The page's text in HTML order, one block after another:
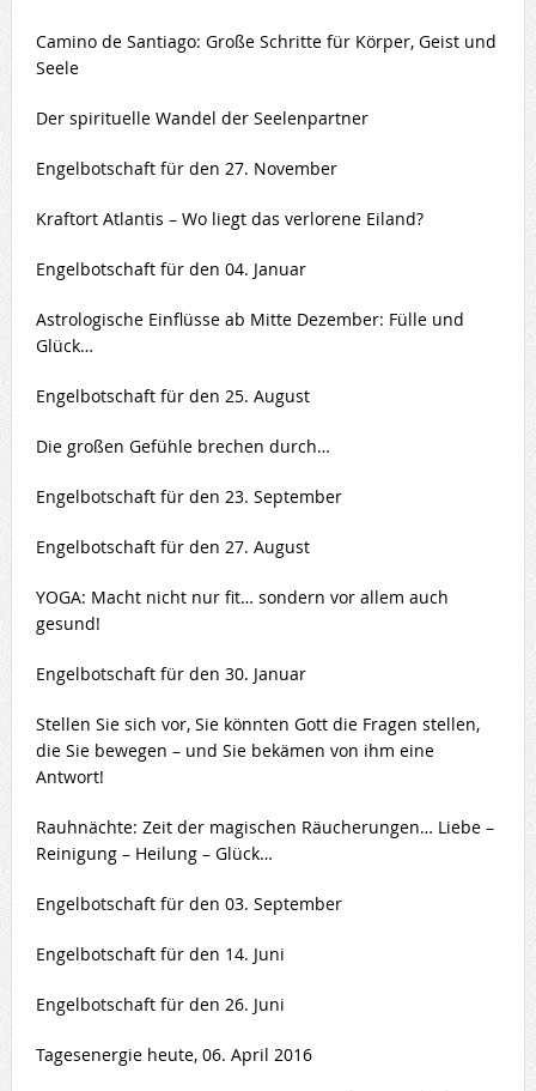
Camino de Santiago: Große Schritte für Körper, Geist und
Seele
Der spirituelle Wandel der Seelenpartner
Engelbotschaft für den 27. November
Kraftort Atlantis – Wo liegt das verlorene Eiland?
Engelbotschaft für den 04. Januar
Astrologische Einflüsse ab Mitte Dezember: Fülle und
Glück…
Engelbotschaft für den 25. August
Die großen Gefühle brechen durch…
Engelbotschaft für den 23. September
Engelbotschaft für den 27. August
YOGA: Macht nicht nur fit… sondern vor allem auch
gesund!
Engelbotschaft für den 30. Januar
Stellen Sie sich vor, Sie könnten Gott die Fragen stellen,
die Sie bewegen – und Sie bekämen von ihm eine
Antwort!
Rauhnächte: Zeit der magischen Räucherungen… Liebe –
Reinigung – Heilung – Glück…
Engelbotschaft für den 03. September
Engelbotschaft für den 14. Juni
Engelbotschaft für den 26. Juni
Tagesenergie heute, 06. April 2016